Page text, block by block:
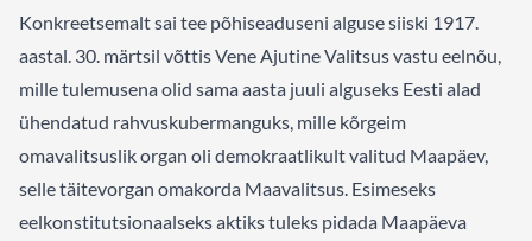
Konkreetsemalt sai tee põhiseaduseni alguse siiski 1917.
aastal. 30. märtsil võttis Vene Ajutine Valitsus vastu eelnõu,
mille tulemusena olid sama aasta juuli alguseks Eesti alad
ühendatud rahvuskubermanguks, mille kõrgeim
omavalitsuslik organ oli demokraatlikult valitud Maapäev,
selle täitevorgan omakorda Maavalitsus. Esimeseks
eelkonstitutsionaalseks aktiks tuleks pidada Maapäeva